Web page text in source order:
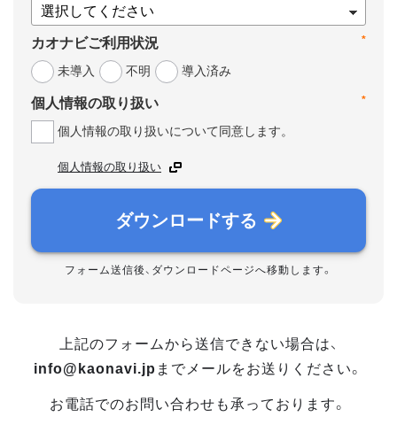
*
カオナビご利用状況
未導入
不明 導入済み
*
個人情報の取り扱い
個人情報の取り扱いについて同意します。
個人情報の取り扱い
ダウンロードする
フォーム送信後、ダウンロードページへ移動します。
上記のフォームから送信できない場合は、
info@kaonavi.jp までメールをお送りください。
お電話でのお問い合わせも承っております。